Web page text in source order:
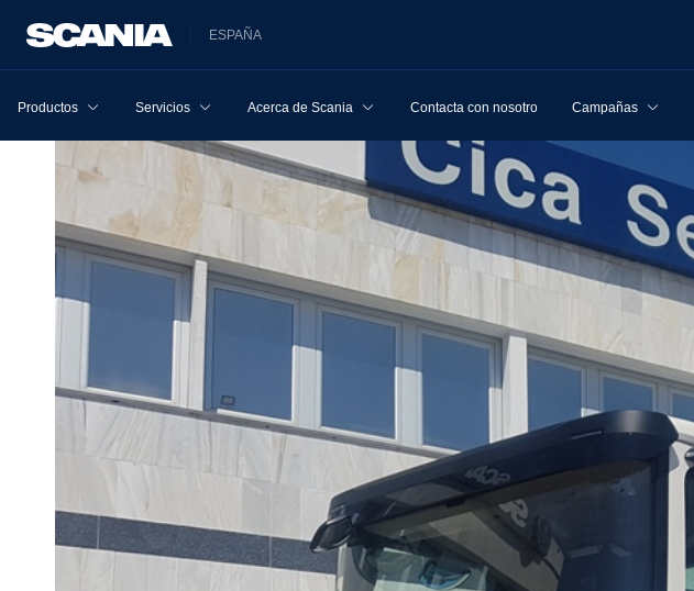
ESPAÑA
Productos Servicios Acerca de Scania Contacta con nosotros Campañas